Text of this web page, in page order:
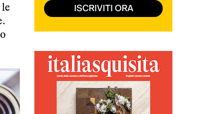
ISCRIVITI ORA